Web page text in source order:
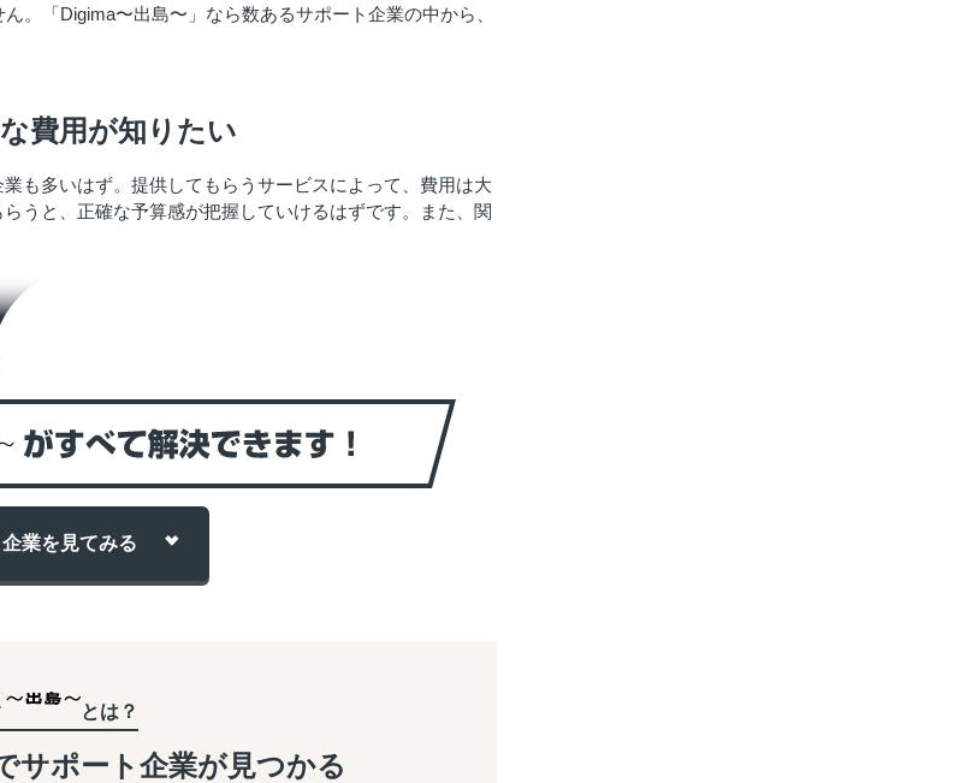
。「Digima〜出島〜」なら数あるサポート企業の中から、
費用が知りたい
も多いはず。提供してもらうサービスによって、費用は大
うと、正確な予算感が把握していけるはずです。また、関
業を 見てみる
とは？
サポート企業が見つかる